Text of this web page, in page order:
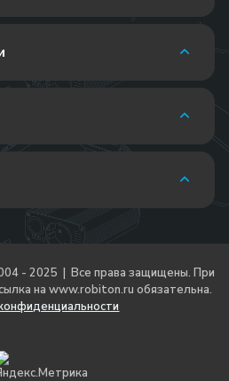
- 2025 | Все права защищены. При
на www.robiton.ru обязательна.